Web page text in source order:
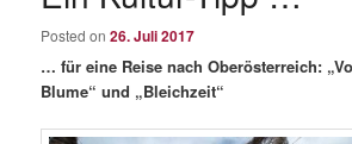
Posted on26. Juli 2017
… für eine Reise nach Oberösterreich:
Blume“ und „Bleichzeit“